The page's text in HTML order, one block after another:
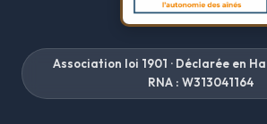
Association loi 1901 · Déclarée en
RNA : W313041164